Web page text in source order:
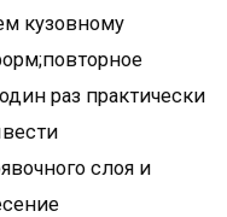
кузовному
раз практически
слоя и